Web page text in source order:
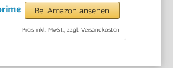
Bei Amazon ansehen
Preis inkl. MwSt., zzgl. Versandkosten